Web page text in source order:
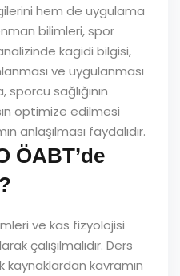
hem de uygulama
bilimleri, spor
kagidi bilgisi,
ve uygulanması
sporcu sağlığının
optimize edilmesi
anlaşılması faydalıdır.
ÖABT’de
ve kas fizyolojisi
çalışılmalıdır. Ders
kaynaklardan kavramın